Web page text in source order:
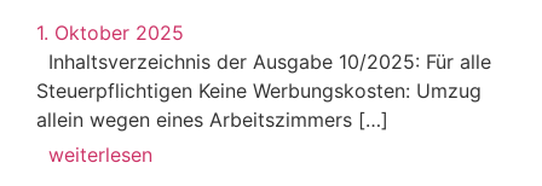
1. Oktober 2025
Inhaltsverzeichnis der Ausgabe 10/2025: Für alle
Steuerpflichtigen Keine Werbungskosten: Umzug
allein wegen eines Arbeitszimmers […]
weiterlesen